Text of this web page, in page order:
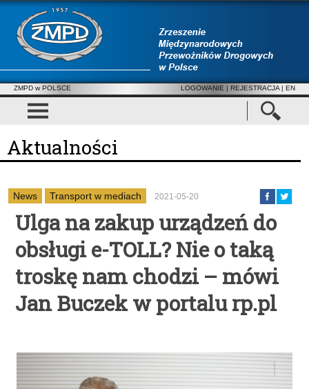
ZMPD w POLSCE LOGOWANIE | REJESTRACJA | EN
Aktualności
News Transport w mediach 2021-05-20
Ulga na zakup urządzeń do
obsługi e-TOLL? Nie o taką
troskę nam chodzi – mówi
Jan Buczek w portalu rp.pl